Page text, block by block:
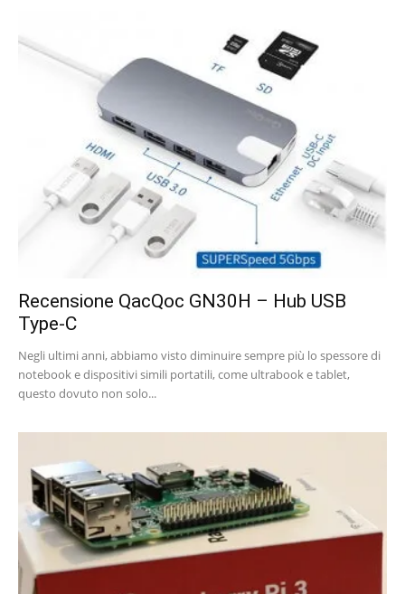
Recensione QacQoc GN30H – Hub USB
Type-C
Negli ultimi anni, abbiamo visto diminuire sempre più lo spessore di
notebook e dispositivi simili portatili, come ultrabook e tablet,
questo dovuto non solo...